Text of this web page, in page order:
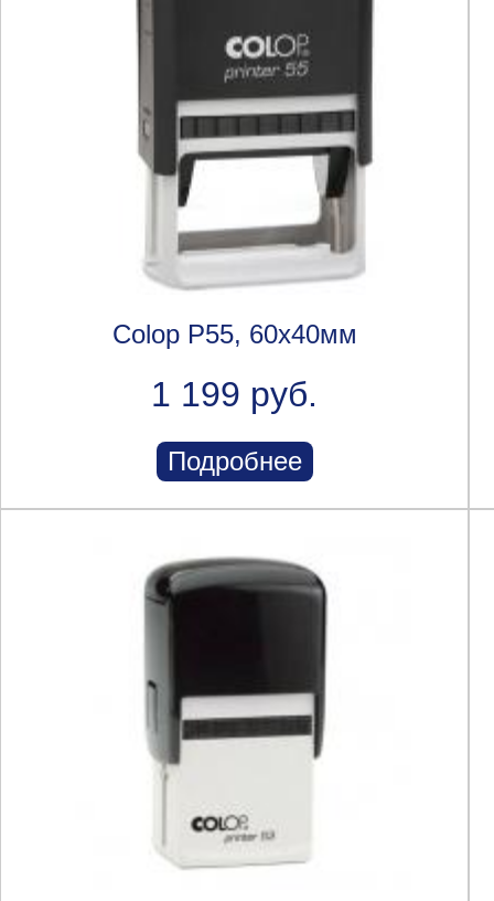
Colop P55, 60х40мм
1 199 руб.
Подробнее